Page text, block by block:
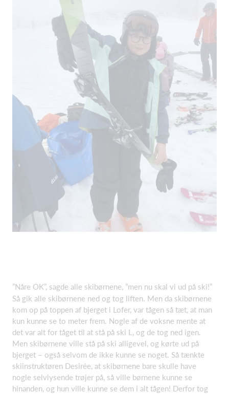
”Nåre OK”, sagde alle skibørnene, ”men nu skal vi ud på ski!”
Så gik alle skibørnene ned og tog liften. Men da skibørnene
kom op på toppen af bjerget i Lofer, var tågen så tæt, at man
kun kunne se to meter frem. Nogle af de voksne mente at
det var alt for tåget til at stå på ski L, og de tog ned igen.
Men skibørnene ville stå på ski alligevel, og kørte ud på
bjerget – også selvom de ikke kunne se noget. Så tænkte
skiinstruktøren Desirée, at skibørnene bare skulle have
nogle selvlysende trøjer på, så ville børnene kunne se
hinanden, og hun ville kunne se dem i alt tågen! Derfor tog